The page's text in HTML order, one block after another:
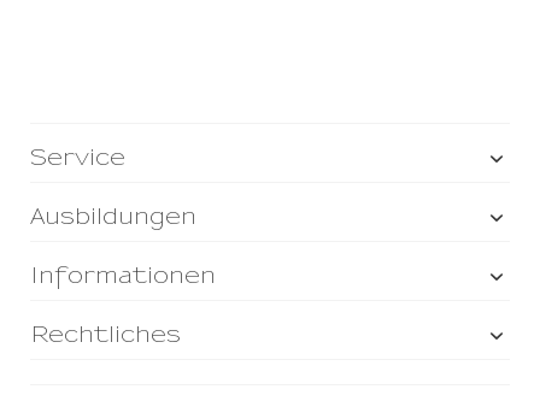
Service
Ausbildungen
Informationen
Rechtliches